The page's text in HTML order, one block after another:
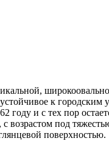
к
и с тех пор
возрастом под
поверхностью.